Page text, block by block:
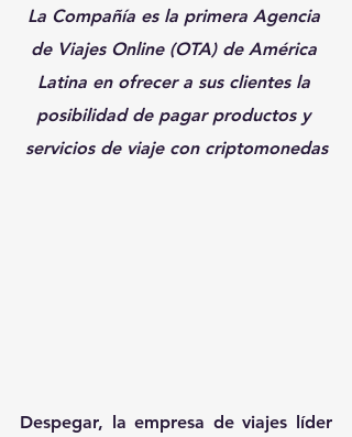
La Compañía es la primera Agencia
de Viajes Online (OTA) de América
Latina en ofrecer a sus clientes la
posibilidad de pagar productos y
servicios de viaje con criptomonedas
Despegar, la empresa de viajes líder